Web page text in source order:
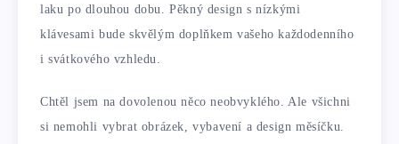
laku po dlouhou dobu. Pěkný design s nízkými
klávesami bude skvělým doplňkem vašeho každodenního
i svátkového vzhledu.
Chtěl jsem na dovolenou něco neobvyklého. Ale všichni
si nemohli vybrat obrázek, vybavení a design měsíčku.